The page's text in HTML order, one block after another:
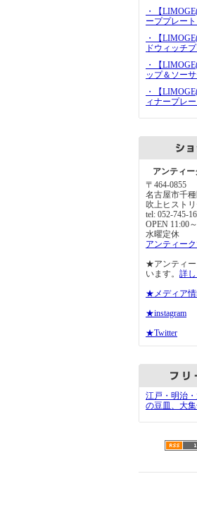
・【
ーププレー
・【
ドウィッチ
・【
ップ＆ソー
・【
ィナープレ
アンティ
〒464-0855
名古屋市千
吹上ヒスト
tel: 052-745-
OPEN 11:00
水曜定休
アンティー
★アンティー
います。 詳
★メディア情
★instagram
★Twitter
江戸・明治
の豆皿、大集